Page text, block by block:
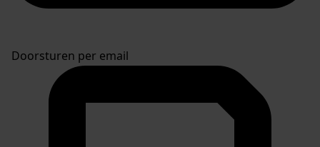
Doorsturen per email